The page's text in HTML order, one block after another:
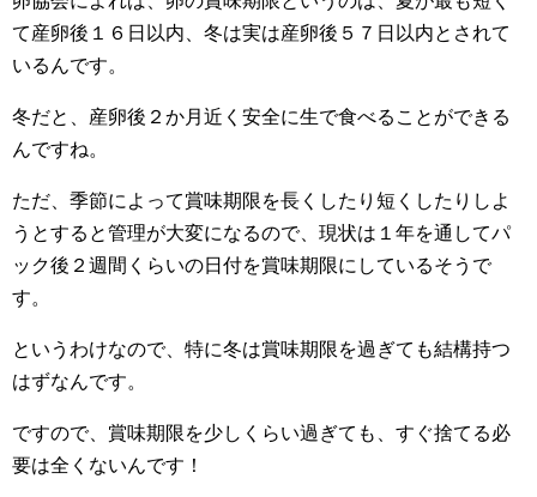
て産卵後１６日以内、冬は実は産卵後５７日以内とされて
いるんです。
冬だと、産卵後２か月近く安全に生で食べることができる
んですね。
ただ、季節によって賞味期限を長くしたり短くしたりしよ
うとすると管理が大変になるので、現状は１年を通してパ
ック後２週間くらいの日付を賞味期限にしているそうで
す。
というわけなので、特に冬は賞味期限を過ぎても結構持つ
はずなんです。
ですので、賞味期限を少しくらい過ぎても、すぐ捨てる必
要は全くないんです！